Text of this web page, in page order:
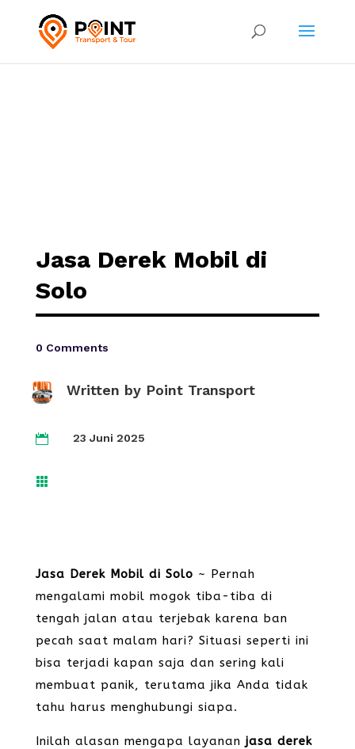
Jasa Derek Mobil di
Solo
0 Comments
Written by Point Transport
 23 Juni 2025

Jasa Derek Mobil di Solo ~ Pernah
mengalami mobil mogok tiba-tiba di
tengah jalan atau terjebak karena ban
pecah saat malam hari? Situasi seperti ini
bisa terjadi kapan saja dan sering kali
membuat panik, terutama jika Anda tidak
tahu harus menghubungi siapa.
Inilah alasan mengapa layanan jasa derek